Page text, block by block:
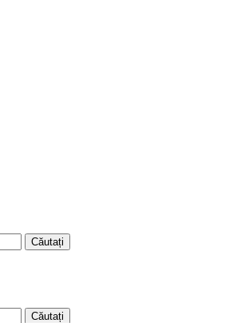
Căutați
Căutați